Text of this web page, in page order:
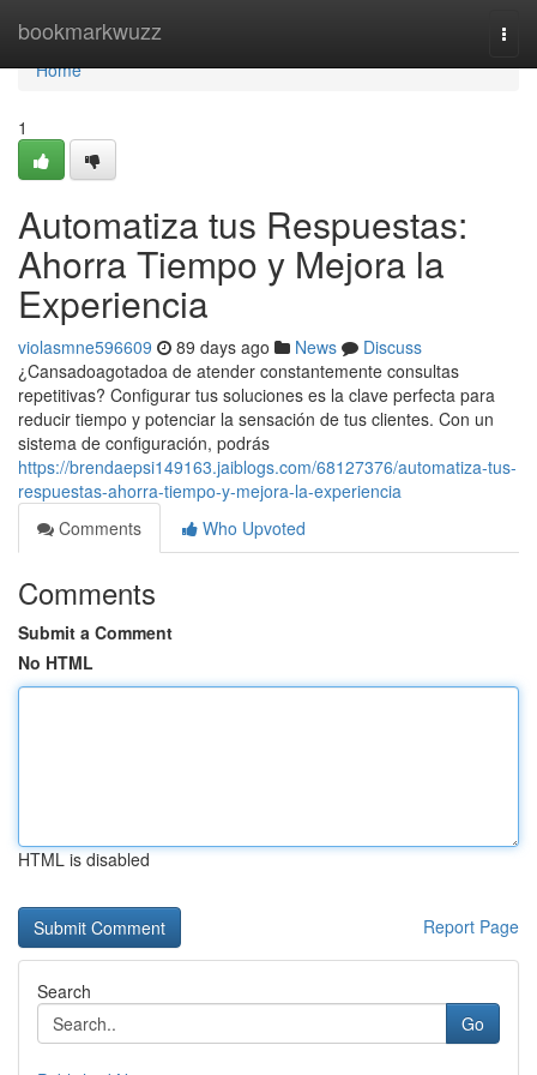
bookmarkwuzz
Home
Home
1
Automatiza tus Respuestas:
Ahorra Tiempo y Mejora la
Experiencia
violasmne596609 89 days ago News
Discuss
¿Cansadoagotadoa de atender constantemente consultas
repetitivas? Configurar tus soluciones es la clave perfecta para
reducir tiempo y potenciar la sensación de tus clientes. Con un
sistema de configuración, podrás
https://brendaepsi149163.jaiblogs.com/68127376/automatiza-tus-
respuestas-ahorra-tiempo-y-mejora-la-experiencia
Comments
Who Upvoted
Comments
Submit a Comment
No HTML
HTML is disabled
Report Page
Search
Go